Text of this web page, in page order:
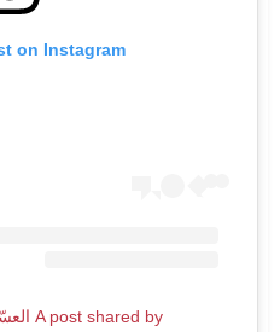
on Instagram
A post shared by العسّاس (@alassasnet)